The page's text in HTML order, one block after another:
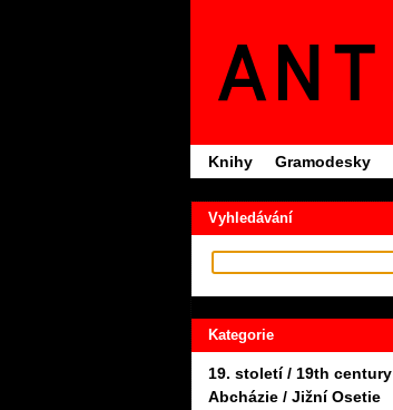
Knihy Gramodesky
Vyhledávání
Kategorie
19. století / 19th century
Abcházie / Jižní Osetie